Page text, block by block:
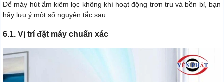
Để máy hút ẩm kiêm lọc không khí hoạt động trơn tru và bền bỉ, bạn
hãy lưu ý một số nguyên tắc sau:
6.1. Vị trí đặt máy chuẩn xác